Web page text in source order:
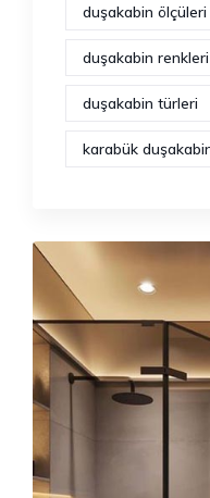
duşakabin ölçüleri
duşakabin renkleri
duşakabin türleri
karabük